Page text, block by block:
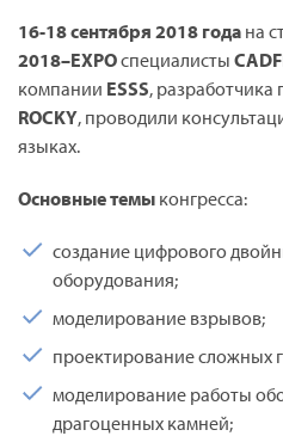
16-18 сентября 2018 года на
2018–EXPOспециалисты
компании ESSS,
ROCKY, проводили
языках.
Основные темы конгресса:
создание цифрового
оборудования;
моделирование взрывов;
проектирование сложных
моделирование работы
драгоценных камней;